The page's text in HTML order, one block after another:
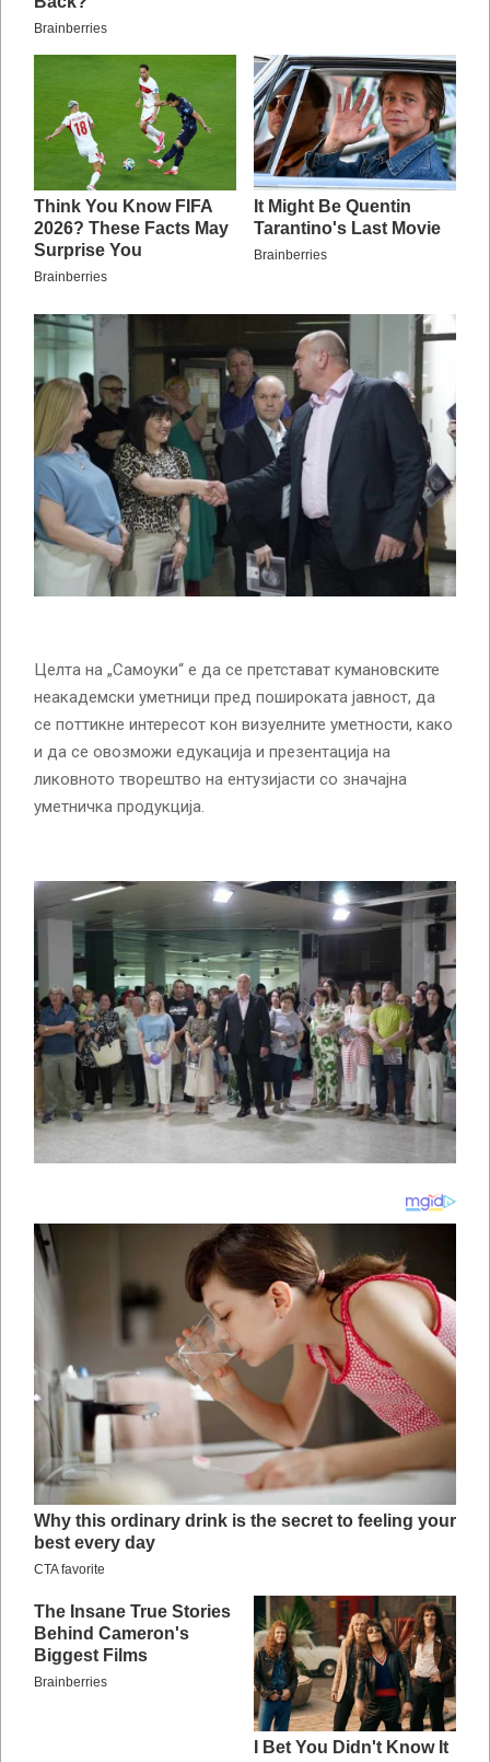
Целта на „Самоуки“ е да се претстават кумановските
неакадемски уметници пред пошироката јавност, да
се поттикне интересот кон визуелните уметности, како
и да се овозможи едукација и презентација на
ликовното творештво на ентузијасти со значајна
уметничка продукција.